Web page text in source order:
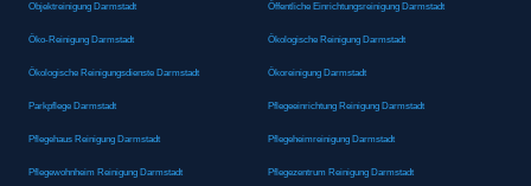
Objektreinigung Darmstadt Öffentliche Einrichtungsreinigung Darmstadt
Öko-Reinigung Darmstadt Ökologische Reinigung Darmstadt
Ökologische Reinigungsdienste Darmstadt Ökoreinigung Darmstadt
Parkpflege Darmstadt Pflegeeinrichtung Reinigung Darmstadt
Pflegehaus Reinigung Darmstadt Pflegeheimreinigung Darmstadt
Pflegewohnheim Reinigung Darmstadt Pflegezentrum Reinigung Darmstadt